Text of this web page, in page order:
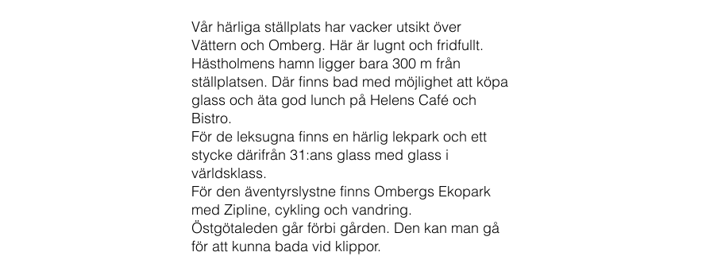
Vår härliga ställplats har vacker utsikt över
Vättern och Omberg. Här är lugnt och fridfullt.
Hästholmens hamn ligger bara 300 m från
ställplatsen. Där finns bad med möjlighet att köpa
glass och äta god lunch på Helens Café och
Bistro.
För de leksugna finns en härlig lekpark och ett
stycke därifrån 31:ans glass med glass i
världsklass.
För den äventyrslystne finns Ombergs Ekopark
med Zipline, cykling och vandring.
Östgötaleden går förbi gården. Den kan man gå
för att kunna bada vid klippor.